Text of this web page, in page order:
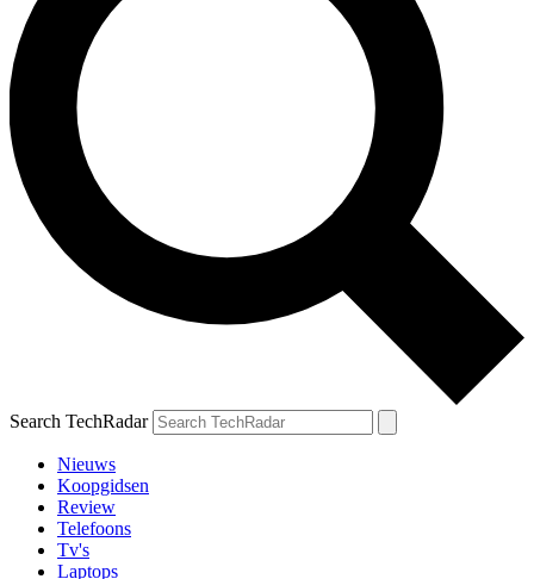
Search TechRadar
Nieuws
Koopgidsen
Review
Telefoons
Tv's
Laptops